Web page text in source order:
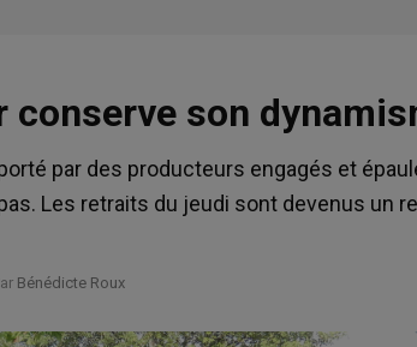
conserve son
par des producteurs engagés et
Les retraits du jeudi sont devenus un
Bénédicte Roux